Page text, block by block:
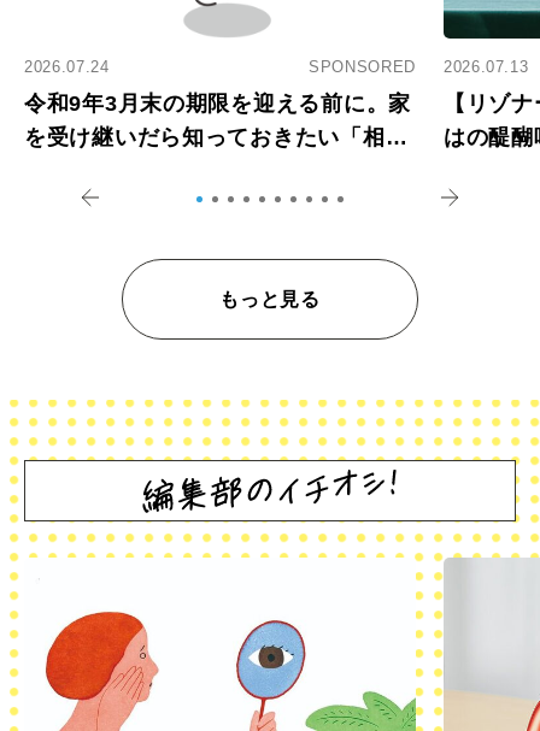
2026.07.24 SPONSORED
令和9年3月末の期限を迎える前に。家
を受け継いだら知っておきたい「相続
2026.07.13
【リゾ
はの醍
もっと見る